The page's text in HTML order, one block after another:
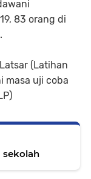
83 orang di
(Latihan
masa uji coba
sekolah